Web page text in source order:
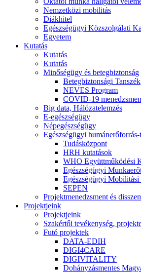
Nemzetközi mobilitás
Diákhitel
Egészségügyi Közszolgálati
Egyetem
Kutatás
Kutatás
Kutatás
Minőségügy és betegbiztonság
Betegbiztonsági Tanszék
NEVES Program
COVID-19
Big data, Hálózatelemzés
E-egészségügy
Népegészségügy
Egészségügyi humánerőforrás-
Tudásközpont
HRH kutatások
WHO Együttműködési
Egészségügyi
Egészségügyi Mobilitási
SEPEN
Projektmenedzsment és
Projektjeink
Projektjeink
Szakértői tevékenység,
Futó projektek
DATA-EDIH
DIGI4CARE
DIGIVITALITY
Dohányzásmentes